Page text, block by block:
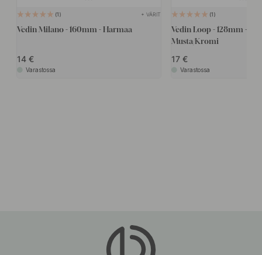
1 + VÄRIT
Vedin Milano - 160mm - Harmaa
14
Varastossa
1
Vedin Loop - 128mm -
Musta/Kromi
17
Varastossa